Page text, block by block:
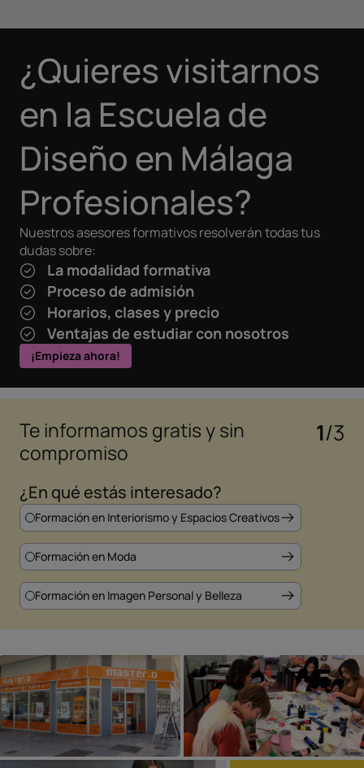
¿Quieres visitarnos
en la Escuela de
Diseño en Málaga
Profesionales?
Nuestros asesores formativos resolverán todas tus
dudas sobre:
La modalidad formativa
Proceso de admisión
Horarios, clases y precio
Ventajas de estudiar con nosotros
¡Empieza ahora!
Te informamos gratis y sin
compromiso
1/3
¿En qué estás interesado?
Formación en Interiorismo y Espacios Creativos
Formación en Moda
Formación en Imagen Personal y Belleza